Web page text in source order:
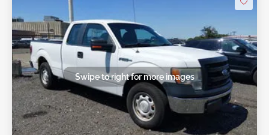
Swipe to right for more images